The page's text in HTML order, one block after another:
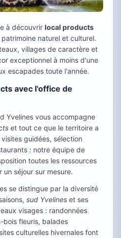
à découvrir local products
naturel et culturel.
villages de caractère et
exceptionnel à moins d'une
escapades toute l'année.
avec l'office de
Yvelines vous accompagne
et tout ce que le territoire a
guidées, sélection
: notre équipe de
toutes les ressources
un séjour sur mesure.
se distingue par la diversité
sud Yvelines et ses
visages : randonnées
bois fleuris, balades
culturelles hivernales font